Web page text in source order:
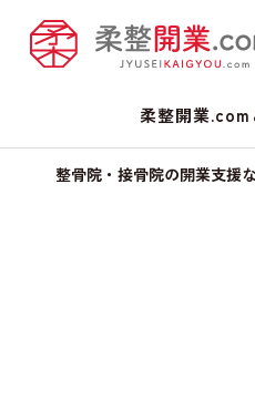
柔整開業.com
整骨院・接骨院の開業支援